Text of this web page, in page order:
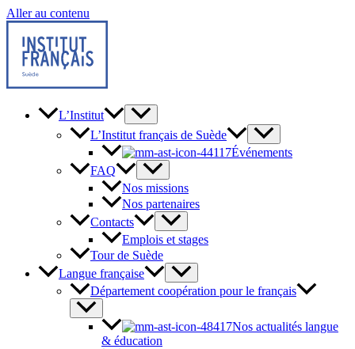
Aller au contenu
L’Institut
L’Institut français de Suède
Événements
FAQ
Nos missions
Nos partenaires
Contacts
Emplois et stages
Tour de Suède
Langue française
Département coopération pour le français
Nos actualités langue
& éducation